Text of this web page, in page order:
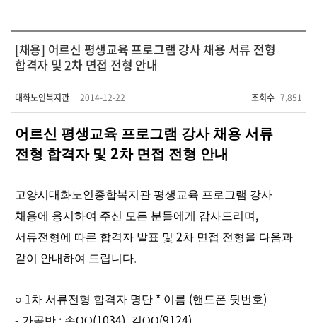
[채용] 어르신 평생교육 프로그램 강사 채용 서류 전형
합격자 및 2차 면접 전형 안내
대화노인복지관 2014-12-22 조회수 7,851
어르신 평생교육 프로그램 강사 채용 서류
전형 합격자 및 2차 면접 전형 안내
고양시대화노인종합복지관 평생교육 프로그램 강사
채용에 응시하여 주신 모든 분들에게 감사드리며 ,
서류전형에 따른 합격자 발표 및 2차 면접 전형을 다음과
같이 안내하여 드립니다.
○ 1차 서류전형 합격자 명단 * 이름 (핸드폰 뒷번호)
- 가곡반 : 손OO(1034), 김OO(9124)